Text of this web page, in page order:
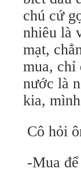
chú cứ
nhiêu là
mạt,
mua, chỉ
nước là
kia,
Cô hỏi
-Mua